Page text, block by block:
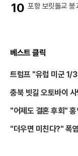
10 포항 보릿돌교 붕
베스트 클릭
트럼프 "유럽 미군 1/
충북 빗길 오토바이
"어제도 결혼 후회"
"더우면 미친다?" 폭